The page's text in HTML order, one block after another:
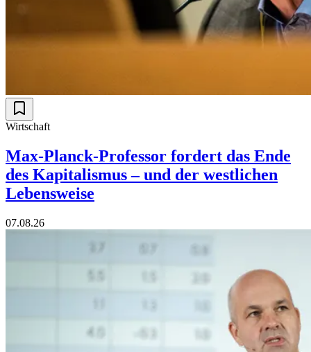
Wirtschaft
Max-Planck-Professor fordert das Ende
des Kapitalismus – und der westlichen
Lebensweise
07.08.26